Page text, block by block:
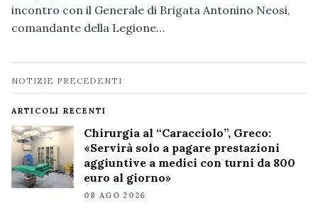
incontro con il Generale di Brigata Antonino Neosi,
comandante della Legione…
Navigazione
notizie
NOTIZIE PRECEDENTI
ARTICOLI RECENTI
Chirurgia al “Caracciolo”, Greco:
«Servirà solo a pagare prestazioni
aggiuntive a medici con turni da 800
euro al giorno»
08 AGO 2026